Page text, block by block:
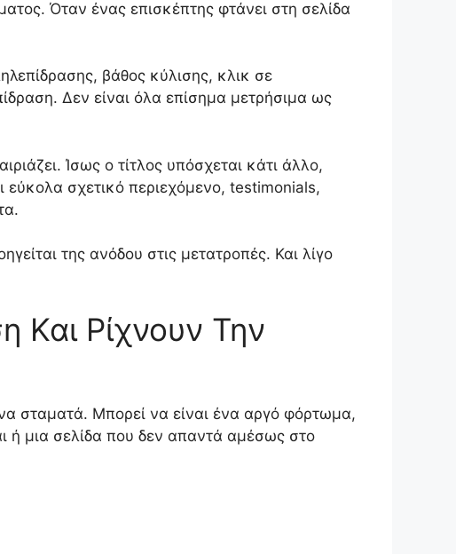
Όταν ένας επισκέπτης φτάνει στη σελίδα
βάθος κύλισης, κλικ σε
Δεν είναι όλα επίσημα μετρήσιμα ως
Ίσως ο τίτλος υπόσχεται κάτι άλλο,
εύκολα σχετικό περιεχόμενο, testimonials,
της ανόδου στις μετατροπές. Και λίγο
Και Ρίχνουν Την
σταματά. Μπορεί να είναι ένα αργό φόρτωμα,
ή μια σελίδα που δεν απαντά αμέσως στο